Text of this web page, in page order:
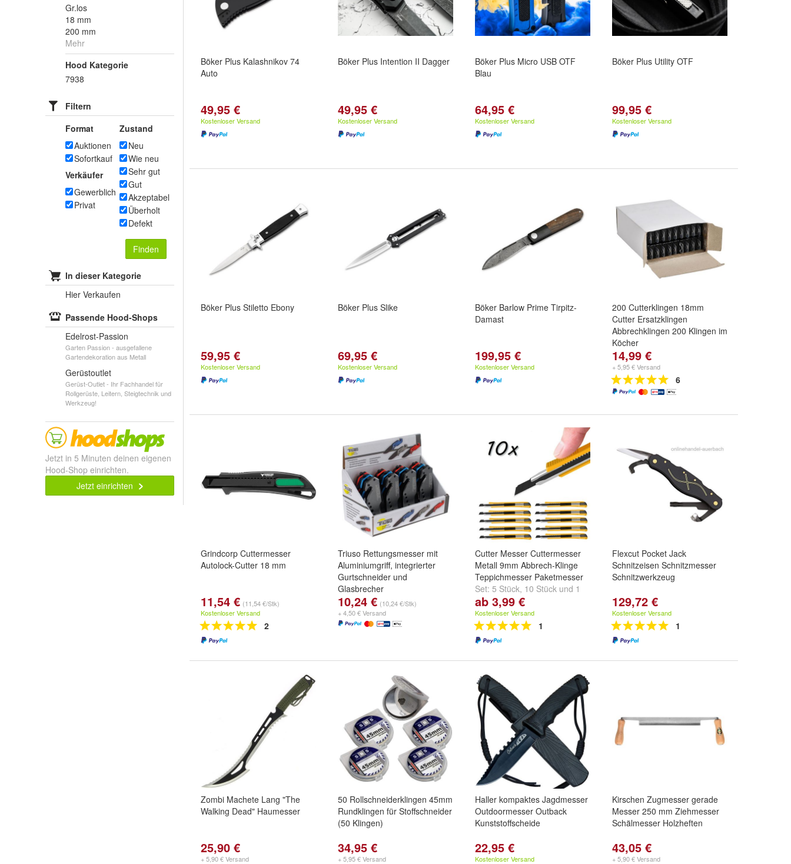
Gr.los
18 mm
200 mm
Mehr
Hood Kategorie
7938
Filtern
Format
Auktionen
Sofortkauf
Verkäufer
Gewerblich
Privat
Zustand
Neu
Wie neu
Sehr gut
Gut
Akzeptabel
Überholt
Defekt
Finden
In dieser Kategorie
Hier Verkaufen
Passende Hood-Shops
Edelrost-Passion
Garten Passion - ausgefallene
Gartendekoration aus Metall
Gerüstoutlet
Gerüst-Outlet - Ihr Fachhandel für
Rollgerüste, Leitern, Steigtechnik und
Werkzeug!
Jetzt in 5 Minuten deinen eigenen
Hood-Shop einrichten.
Jetzt einrichten
Böker Plus Kalashnikov 74
Auto
49,95 €
Kostenloser Versand
Böker Plus Intention II Dagger
49,95 €
Kostenloser Versand
Böker Plus Micro USB OTF
Blau
64,95 €
Kostenloser Versand
Böker Plus Utility OTF
99,95 €
Kostenloser Versand
Böker Plus Stiletto Ebony
59,95 €
Kostenloser Versand
Böker Plus Slike
69,95 €
Kostenloser Versand
Böker Barlow Prime Tirpitz-
Damast
199,95 €
Kostenloser Versand
200 Cutterklingen 18mm
Cutter Ersatzklingen
Abbrechklingen 200 Klingen im
Köcher
14,99 €
+ 5,95 € Versand
6
Grindcorp Cuttermesser
Autolock-Cutter 18 mm
11,54 € (11,54 €/Stk)
Kostenloser Versand
2
Triuso Rettungsmesser mit
Aluminiumgriff, integrierter
Gurtschneider und
Glasbrecher
Farbe:rot, blauundgrau
10,24 € (10,24 €/Stk)
+ 4,50 € Versand
Cutter Messer Cuttermesser
Metall 9mm Abbrech-Klinge
Teppichmesser Paketmesser
Set: 5 Stück, 10 Stück und 1
Stück
ab 3,99 €
Kostenloser Versand
1
Flexcut Pocket Jack
Schnitzeisen Schnitzmesser
Schnitzwerkzeug
129,72 €
Kostenloser Versand
1
Zombi Machete Lang "The
Walking Dead" Haumesser
25,90 €
+ 5,90 € Versand
50 Rollschneiderklingen 45mm
Rundklingen für Stoffschneider
(50 Klingen)
34,95 €
+ 5,95 € Versand
Haller kompaktes Jagdmesser
Outdoormesser Outback
Kunststoffscheide
22,95 €
Kostenloser Versand
Kirschen Zugmesser gerade
Messer 250 mm Ziehmesser
Schälmesser Holzheften
43,05 €
+ 5,90 € Versand